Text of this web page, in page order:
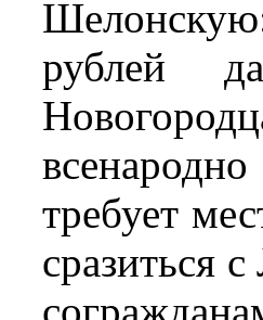
рублей
требует
сразиться